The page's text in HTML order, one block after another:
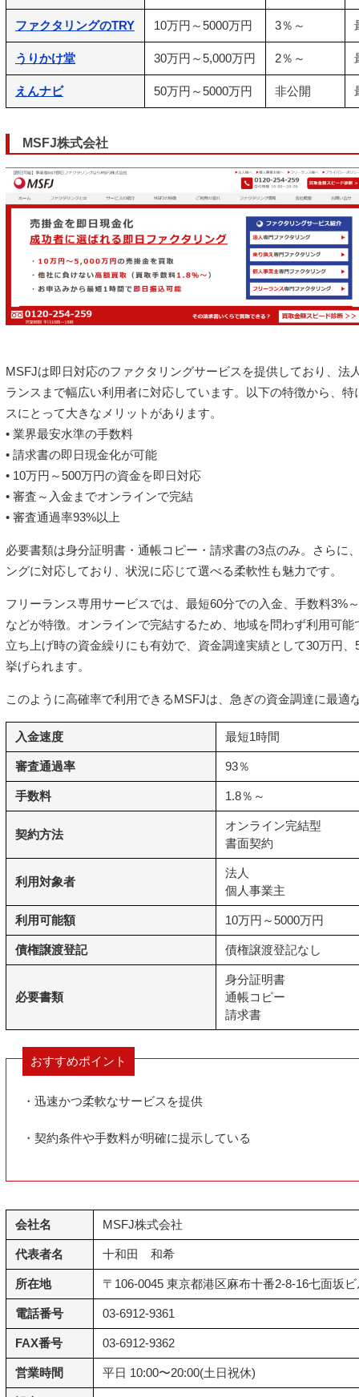
ファクタリングのTRY 10万円～5000万円 3％～
うりかけ堂 30万円～5,000万円 2％～
えんナビ 50万円～5000万円 非公開
MSFJ株式会社
MSFJは即日対応のファクタリングサービスを提供しており、法
ランスまで幅広い利用者に対応しています。以下の特徴から、
スにとって大きなメリットがあります。
• 業界最安水準の手数料
• 請求書の即日現金化が可能
• 10万円～500万円の資金を即日対応
• 審査～入金までオンラインで完結
• 審査通過率93%以上
必要書類は身分証明書・通帳コピー・請求書の3点のみ。さらに
ングに対応しており、状況に応じて選べる柔軟性も魅力です。
フリーランス専用サービスでは、最短60分での入金、手数料3%
などが特徴。オンラインで完結するため、地域を問わず利用可
立ち上げ時の資金繰りにも有効で、資金調達実績として30万円
挙げられます。
このように高確率で利用できるMSFJは、急ぎの資金調達に最適
入金速度 最短1時間
審査通過率 93％
手数料 1.8％～
契約方法
オンライン完結型
書面契約
利用対象者
法人
個人事業主
利用可能額 10万円～5000万円
債権譲渡登記 債権譲渡登記なし
必要書類
身分証明書
通帳コピー
請求書
おすすめポイント
・迅速かつ柔軟なサービスを提供
・契約条件や手数料が明確に提示している
会社名 MSFJ株式会社
代表者名 十和田 和希
所在地 〒106-0045 東京都港区麻布十番2-8-16七面坂
電話番号 03-6912-9361
FAX番号 03-6912-9362
営業時間 平日 10:00〜20:00(土日祝休)